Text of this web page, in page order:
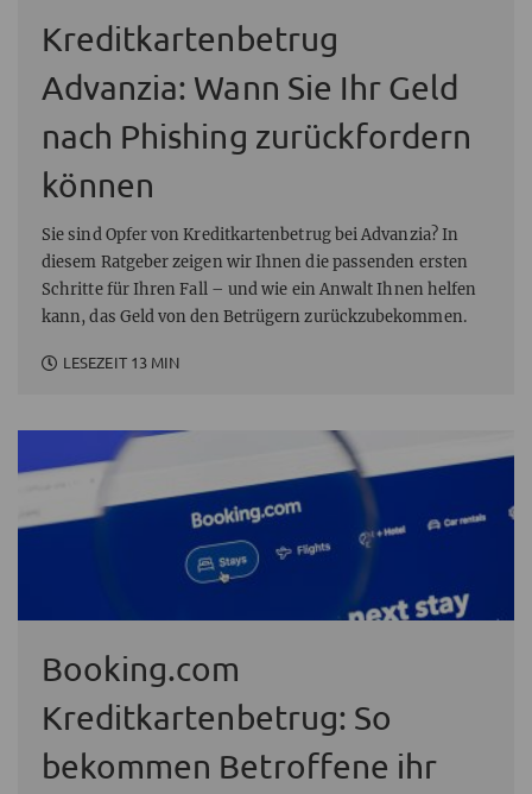
Kreditkartenbetrug
Advanzia: Wann Sie Ihr Geld
nach Phishing zurückfordern
können
Sie sind Opfer von Kreditkartenbetrug bei Advanzia? In
diesem Ratgeber zeigen wir Ihnen die passenden ersten
Schritte für Ihren Fall – und wie ein Anwalt Ihnen helfen
kann, das Geld von den Betrügern zurückzubekommen.
LESEZEIT 13 MIN
Booking.com
Kreditkartenbetrug: So
bekommen Betroffene ihr